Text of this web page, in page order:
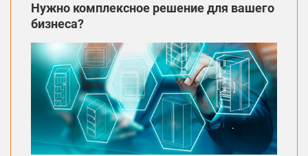
Нужно комплексное решение для вашего
бизнеса?